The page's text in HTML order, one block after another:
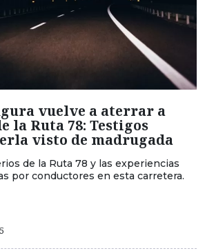
vuelve a aterrar a
la Ruta 78: Testigos
visto de madrugada
de la Ruta 78 y las experiencias
por conductores en esta carretera.